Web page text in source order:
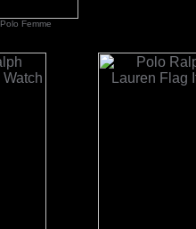
Polo Femme